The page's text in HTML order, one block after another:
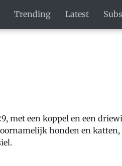
Trending Latest
met een koppel en een
honden en